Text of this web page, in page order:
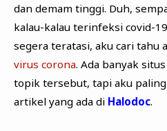
dan demam tinggi. Duh,
kalau-kalau terinfeksi covid-
segera teratasi, aku cari tahu
virus corona. Ada banyak
topik tersebut, tapi aku
artikel yang ada di Halodoc.